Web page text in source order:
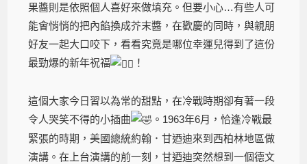
果醬則是依照個人喜好來做填充。但要小心…有些人可
能會悄悄的把內餡換成芥末醬，在歡慶的同時，與親朋
好友一起大口咬下，看看究竟是哪位幸運兒得到了這份
最勁爆的新年祝福
！
這個大家今日習以為常的甜點，在冷戰時期卻有著一段
令人哭笑不得的小插曲
。1963年6月，恰逢冷戰最
緊張的時期，美國總統約翰．甘迺迪來到西柏林地區做
演講。在上台演講的前一刻，甘迺迪突然想到一個德文